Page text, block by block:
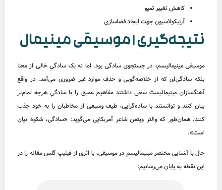
کاهش تغییر تمپو
آرتیکولاسیون جهت ایجاد فضاسازی
نتیجه‌گیری| موسیقی مینیمال
موسیقی مینیمالیسم، در جستجوی سادگی بود. اما نه یک سادگیِ خالی از معنا
بلکه سادگی‌ای که از خلاصه‌گویی و حذف موارد غیر ضروری می‌آمد. در واقع
آهنگسازان مینیمالیست سعی داشتند مفاهیم عمیق را با سادگیِ هرچه تمام‌تر
بیان کنند و توانستند با ساده‌گرایی، طیف وسیعی از مخاطبان را به خود جذب
کنند. همان‌طور که والتر ویتمن شاعر آمریکایی می‌گوید: «سادگی، شکوه بیان
است».
حال با آشنایی مختصر مینیمالیسم در موسیقی، با اثری از فیلیپ گلس مقاله را در
این نقطه به پایان می‌رسانیم: